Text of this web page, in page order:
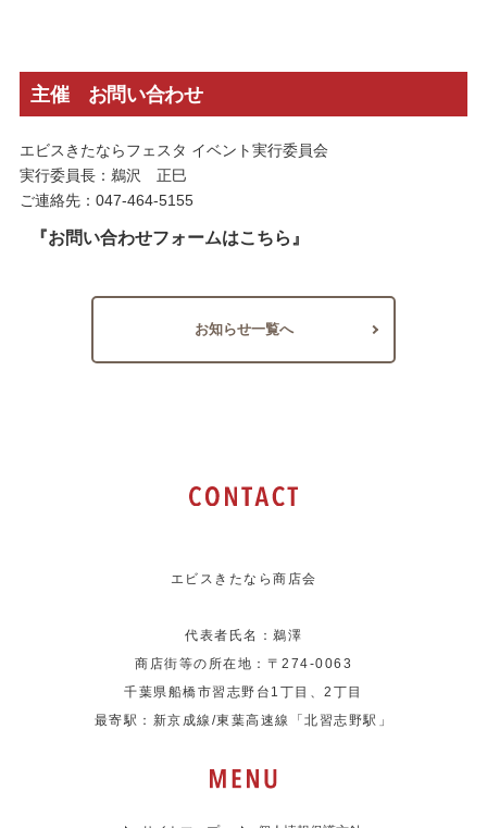
主催 お問い合わせ
エビスきたならフェスタ イベント実行委員会
実行委員長：鵜沢 正巳
ご連絡先：047-464-5155
『お問い合わせフォームはこちら』
お知らせ一覧へ
エビスきたなら商店会
代表者氏名：鵜澤
商店街等の所在地：〒274-0063
千葉県船橋市習志野台1丁目、2丁目
最寄駅：新京成線/東葉高速線「北習志野駅」